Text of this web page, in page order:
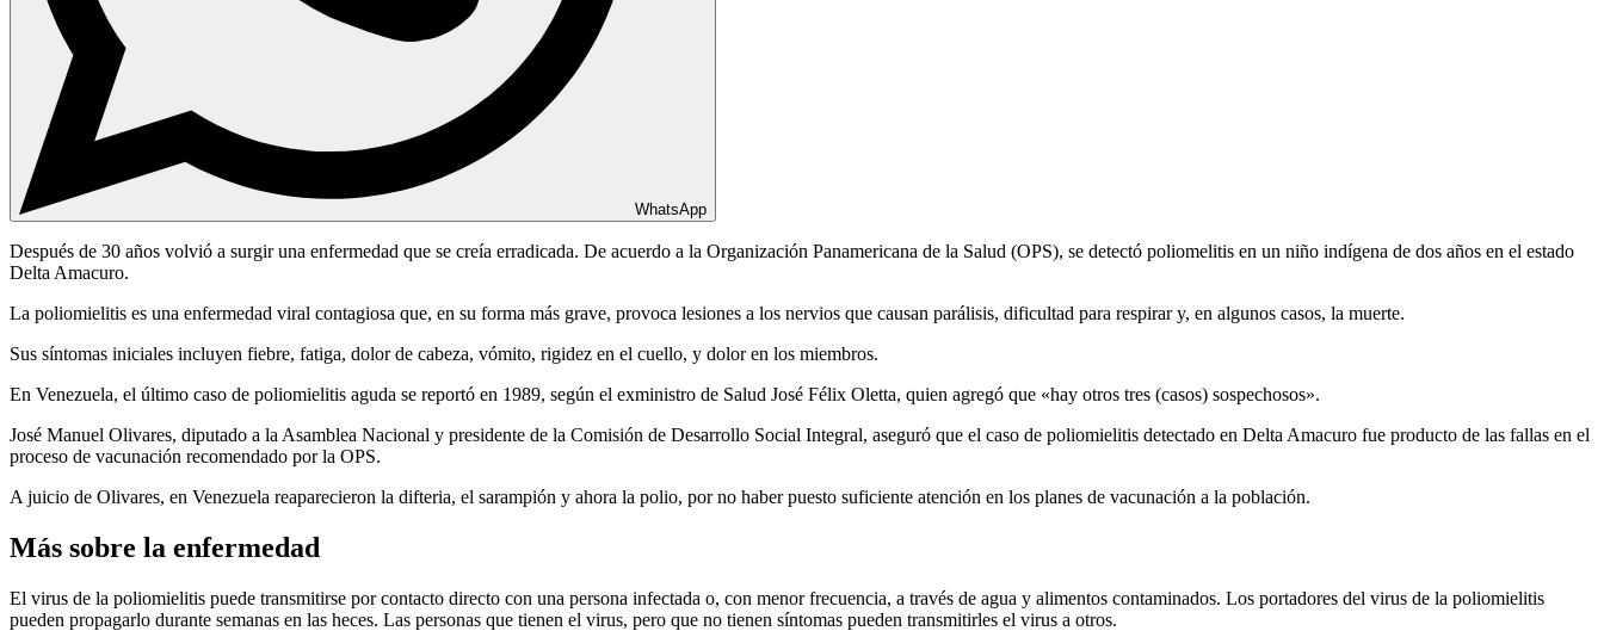
WhatsApp
Después de 30 años volvió a surgir una enfermedad que se creía erradicada. De acuerdo a la Organización Panamericana de la Salud (OPS), se detectó poliomelitis en un niño indígena de dos años en el estado
Delta Amacuro.
La poliomielitis es una enfermedad viral contagiosa que, en su forma más grave, provoca lesiones a los nervios que causan parálisis, dificultad para respirar y, en algunos casos, la muerte.
Sus síntomas iniciales incluyen fiebre, fatiga, dolor de cabeza, vómito, rigidez en el cuello, y dolor en los miembros.
En Venezuela, el último caso de poliomielitis aguda se reportó en 1989, según el exministro de Salud José Félix Oletta, quien agregó que «hay otros tres (casos) sospechosos».
José Manuel Olivares, diputado a la Asamblea Nacional y presidente de la Comisión de Desarrollo Social Integral, aseguró que el caso de poliomielitis detectado en Delta Amacuro fue producto de las fallas en el
proceso de vacunación recomendado por la OPS.
A juicio de Olivares, en Venezuela reaparecieron la difteria, el sarampión y ahora la polio, por no haber puesto suficiente atención en los planes de vacunación a la población.
Más sobre la enfermedad
El virus de la poliomielitis puede transmitirse por contacto directo con una persona infectada o, con menor frecuencia, a través de agua y alimentos contaminados. Los portadores del virus de la poliomielitis
pueden propagarlo durante semanas en las heces. Las personas que tienen el virus, pero que no tienen síntomas pueden transmitirles el virus a otros.